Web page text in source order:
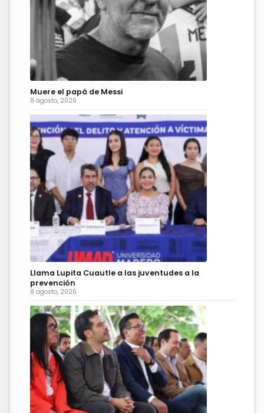
Muere el papá de Messi
8 agosto, 2026
Llama Lupita Cuautle a las juventudes a la
prevención
8 agosto, 2026